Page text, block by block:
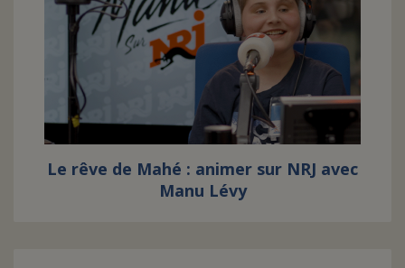
Le rêve de Mahé : animer sur NRJ avec
Manu Lévy